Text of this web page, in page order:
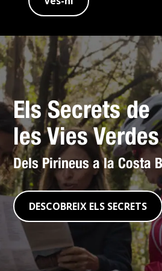
Els Secrets de
les Vies Verdes
Dels Pirineus a la Costa
DESCOBREIX ELS SECRETS